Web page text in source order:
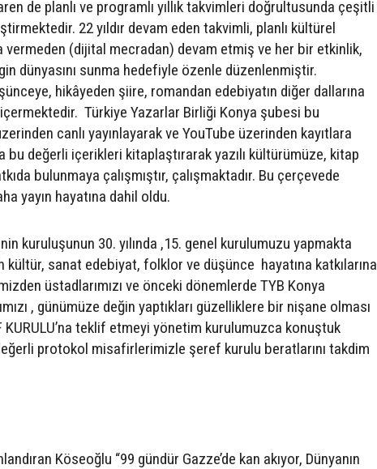
de planlı ve programlı yıllık takvimleri doğrultusunda çeşitli
22 yıldır devam eden takvimli, planlı kültürel
vermeden (dijital mecradan) devam etmiş ve her bir etkinlik,
dünyasını sunma hedefiyle özenle düzenlenmiştir.
hikâyeden şiire, romandan edebiyatın diğer dallarına
Türkiye Yazarlar Birliği Konya şubesi bu
canlı yayınlayarak ve YouTube üzerinden kayıtlara
bu değerli içerikleri kitaplaştırarak yazılı kültürümüze, kitap
bulunmaya çalışmıştır, çalışmaktadır. Bu çerçevede
yayın hayatına dahil oldu.
kuruluşunun 30. yılında ,15. genel kurulumuzu yapmakta
sanat edebiyat, folklor ve düşünce hayatına katkılarına
üstadlarımızı ve önceki dönemlerde TYB Konya
, günümüze değin yaptıkları güzelliklere bir nişane olması
teklif etmeyi yönetim kurulumuzca konuştuk
protokol misafirlerimizle şeref kurulu beratlarını takdim
Köseoğlu “99 gündür Gazze’de kan akıyor, Dünyanın